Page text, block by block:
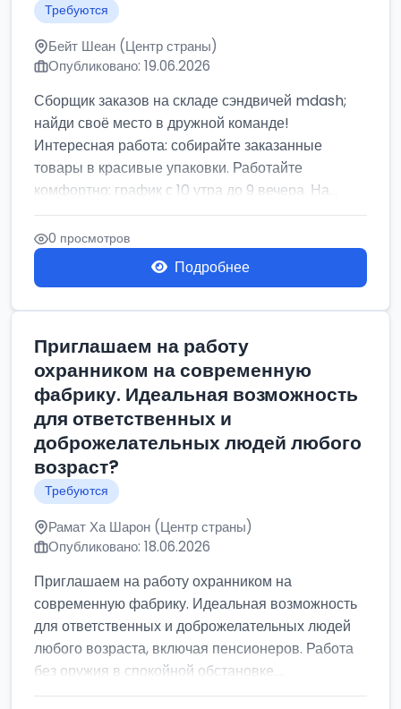
Требуются
Бейт Шеан (Центр страны)
Опубликовано: 19.06.2026
Сборщик заказов на складе сэндвичей mdash;
найди своё место в дружной команде!
Интересная работа: собирайте заказанные
товары в красивые упаковки. Работайте
комфортно: график с 10 утра до 9 вечера. На...
0 просмотров
Подробнее
Приглашаем на работу
охранником на современную
фабрику. Идеальная возможность
для ответственных и
доброжелательных людей любого
возраст?
Требуются
Рамат Ха Шарон (Центр страны)
Опубликовано: 18.06.2026
Приглашаем на работу охранником на
современную фабрику. Идеальная возможность
для ответственных и доброжелательных людей
любого возраста, включая пенсионеров. Работа
без оружия в спокойной обстановке....